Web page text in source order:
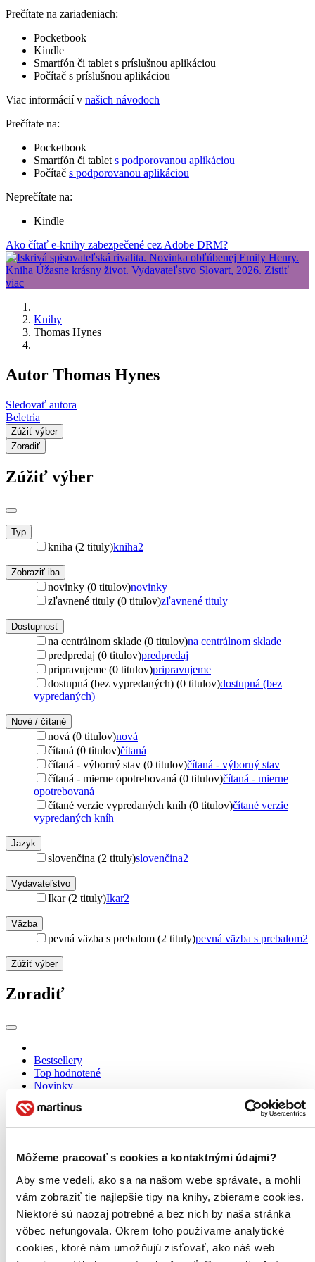
Môžeme pracovať s cookies a kontaktnými údajmi?
Aby sme vedeli, ako sa na našom webe správate, a mohli
vám zobraziť tie najlepšie tipy na knihy, zbierame cookies.
Niektoré sú naozaj potrebné a bez nich by naša stránka
vôbec nefungovala. Okrem toho používame analytické
cookies, ktoré nám umožňujú zisťovať, ako náš web
Prečítate na zariadeniach:
Pocketbook
Kindle
Smartfón či tablet s príslušnou aplikáciou
Počítač s príslušnou aplikáciou
Viac informácií v našich návodoch
Prečítate na:
Pocketbook
Smartfón či tablet s podporovanou aplikáciou
Počítač s podporovanou aplikáciou
Neprečítate na:
Kindle
Ako čítať e-knihy zabezpečené cez Adobe DRM?
Knihy
Thomas Hynes
Autor Thomas Hynes
Sledovať autora
Beletria
Zúžiť výber
Zoradiť
Zúžiť výber
Typ
kniha (2 tituly)kniha2
Zobraziť iba
novinky (0 titulov)novinky
zľavnené tituly (0 titulov)zľavnené tituly
Dostupnosť
na centrálnom sklade (0 titulov)na centrálnom sklade
predpredaj (0 titulov)predpredaj
pripravujeme (0 titulov)pripravujeme
dostupná (bez vypredaných) (0 titulov)dostupná (bez
vypredaných)
Nové / čítané
nová (0 titulov)nová
čítaná (0 titulov)čítaná
čítaná - výborný stav (0 titulov)čítaná - výborný stav
čítaná - mierne opotrebovaná (0 titulov)čítaná - mierne
opotrebovaná
čítané verzie vypredaných kníh (0 titulov)čítané verzie
vypredaných kníh
Jazyk
slovenčina (2 tituly)slovenčina2
Vydavateľstvo
Ikar (2 tituly)Ikar2
Väzba
pevná väzba s prebalom (2 tituly)pevná väzba s prebalom2
Zúžiť výber
Zoradiť
Bestsellery
Top hodnotené
Novinky
Najlacnejšie